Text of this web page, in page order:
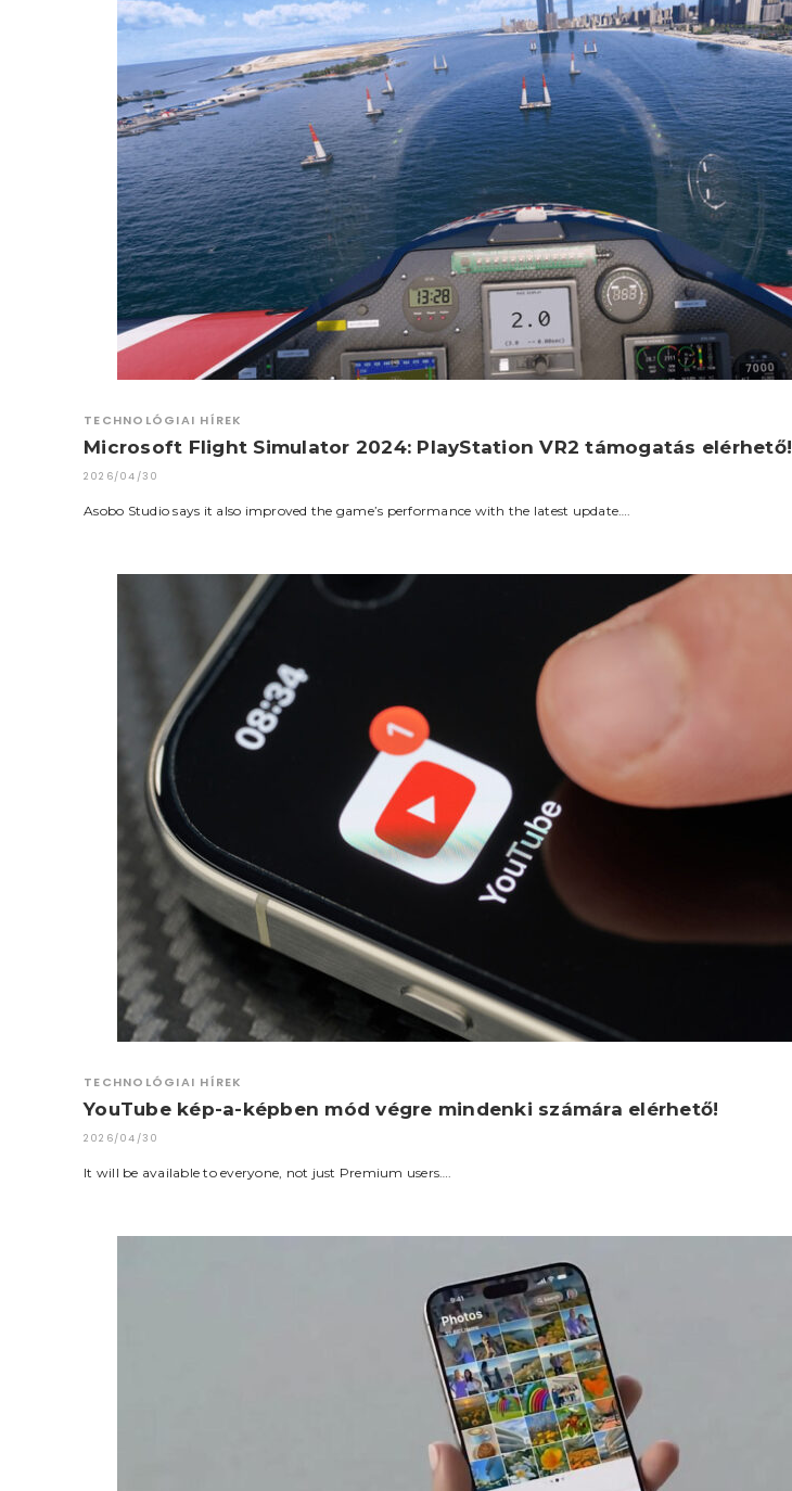
TECHNOLÓGIAI HÍREK
Microsoft Flight Simulator 2024: PlayStation VR2 támogatás elérhető!
2026/04/30
Asobo Studio says it also improved the game’s performance with the latest update….
TECHNOLÓGIAI HÍREK
YouTube kép-a-képben mód végre mindenki számára elérhető!
2026/04/30
It will be available to everyone, not just Premium users….